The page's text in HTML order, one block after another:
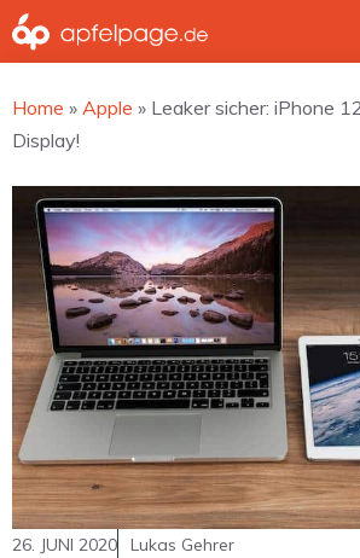
Zum
Inhalt
Home » Apple » Leaker sicher: iPhone
Display!
26. JUNI 2020 Lukas Gehrer